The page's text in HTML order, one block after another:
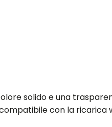
solido e una
con la ricarica